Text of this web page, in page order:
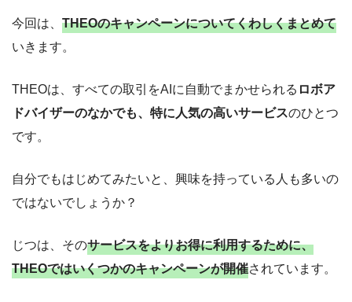
今回は、 THEOのキャンペーンについてくわしくまとめて
いきます。
THEOは、すべての取引をAIに自動でまかせられる ロボア
ドバイザーのなかでも、特に人気の高いサービスのひとつ
です。
自分でもはじめてみたいと、興味を持っている人も多いの
ではないでしょうか？
じつは、そのサービスをよりお得に利用するために、
THEOではいくつかのキャンペーンが開催されています。